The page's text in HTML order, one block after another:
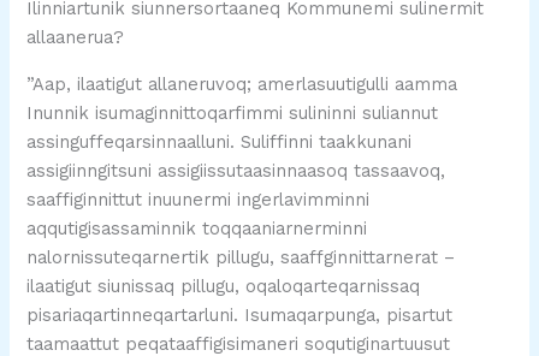
Ilinniartunik siunnersortaaneq Kommunemi sulinermit
allaanerua?
”Aap, ilaatigut allaneruvoq; amerlasuutigulli aamma
Inunnik isumaginnittoqarfimmi sulininni suliannut
assinguffeqarsinnaalluni. Suliffinni taakkunani
assigiinngitsuni assigiissutaasinnaasoq tassaavoq,
saaffiginnittut inuunermi ingerlavimminni
aqqutigisassaminnik toqqaaniarnerminni
nalornissuteqarnertik pillugu, saaffginnittarnerat –
ilaatigut siunissaq pillugu, oqaloqarteqarnissaq
pisariaqartinneqartarluni. Isumaqarpunga, pisartut
taamaattut peqataaffigisimaneri soqutiginartuusut